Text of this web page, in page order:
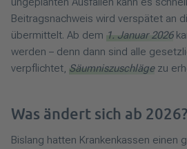
Beitragsnachweis wird verspätet an
übermittelt. Ab dem 1. Januar 2026
werden – denn dann sind alle
verpflichtet, Säumniszuschlägezu
Was ändert sich ab 2026?
Bislang hatten Krankenkassen einen